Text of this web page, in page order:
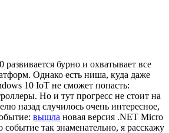
развивается бурно и охватывает все
Однако есть ниша, куда даже
10 IoT не сможет попасть:
Но и тут прогресс не стоит на
назад случилось очень интересное,
вышла новая версия .NET Micro
так знаменательно, я расскажу